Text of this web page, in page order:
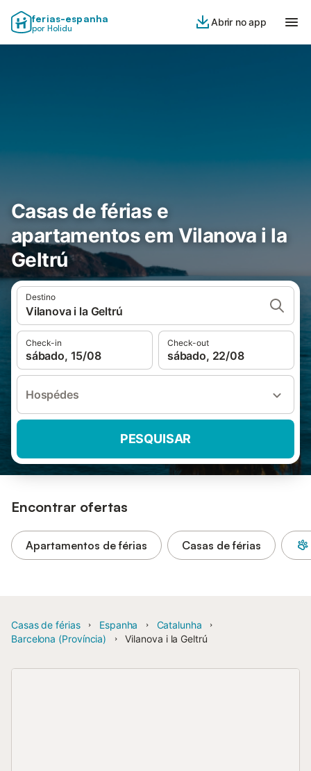
ferias-espanha
por Holidu
Abrir no app
Casas de férias e
apartamentos em Vilanova i la
Geltrú
Destino
Vilanova i la Geltrú
Check-in
sábado, 15/08
Check-out
sábado, 22/08
Hospédes
PESQUISAR
Encontrar ofertas
Apartamentos de férias Casas de férias
Casas de férias Espanha
Catalunha
Barcelona (Província)
Vilanova i la Geltrú